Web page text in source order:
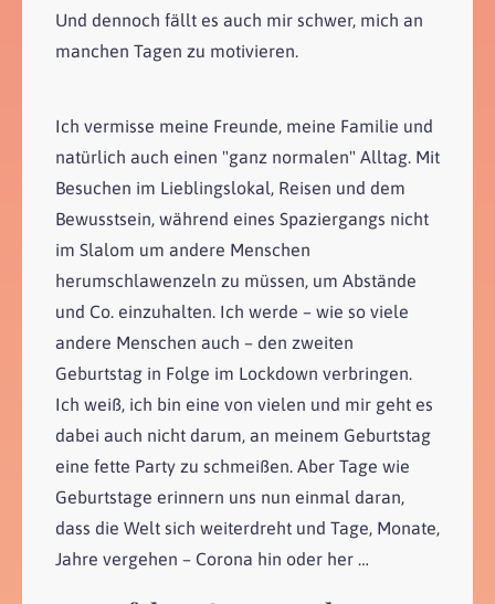
Und dennoch fällt es auch mir schwer, mich an
manchen Tagen zu motivieren.
Ich vermisse meine Freunde, meine Familie und
natürlich auch einen "ganz normalen" Alltag. Mit
Besuchen im Lieblingslokal, Reisen und dem
Bewusstsein, während eines Spaziergangs nicht
im Slalom um andere Menschen
herumschlawenzeln zu müssen, um Abstände
und Co. einzuhalten. Ich werde – wie so viele
andere Menschen auch – den zweiten
Geburtstag in Folge im Lockdown verbringen.
Ich weiß, ich bin eine von vielen und mir geht es
dabei auch nicht darum, an meinem Geburtstag
eine fette Party zu schmeißen. Aber Tage wie
Geburtstage erinnern uns nun einmal daran,
dass die Welt sich weiterdreht und Tage, Monate,
Jahre vergehen – Corona hin oder her …